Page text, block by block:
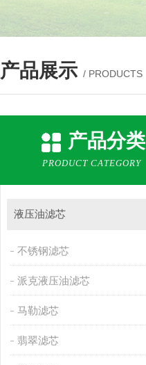
产品展示 / PRODUCTS
产品分类
PRODUCT CATEGORY
液压油滤芯
不锈钢滤芯
派克液压油滤芯
马勒滤芯
翡翠滤芯